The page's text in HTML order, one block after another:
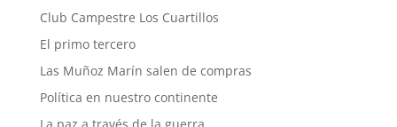
Club Campestre Los Cuartillos
El primo tercero
Las Muñoz Marín salen de compras
Política en nuestro continente